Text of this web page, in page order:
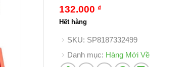
132.000 ₫
Hết hàng
SKU: SP8187332499
Danh mục: Hàng Mới Về